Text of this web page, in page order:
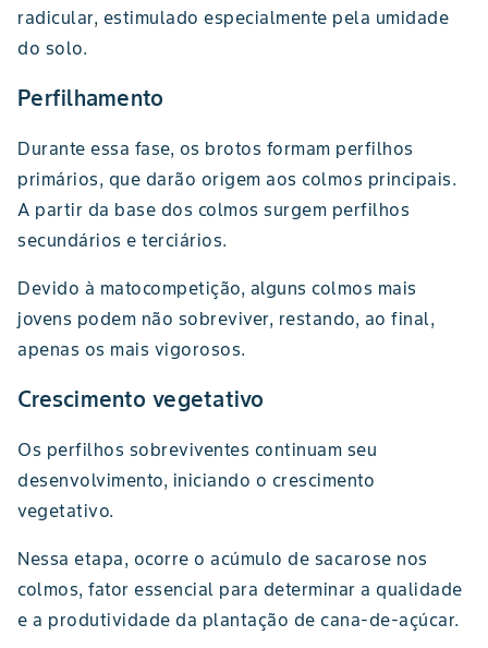
radicular, estimulado especialmente pela umidade
do solo.
Perfilhamento
Durante essa fase, os brotos formam perfilhos
primários, que darão origem aos colmos principais.
A partir da base dos colmos surgem perfilhos
secundários e terciários.
Devido à matocompetição, alguns colmos mais
jovens podem não sobreviver, restando, ao final,
apenas os mais vigorosos.
Crescimento vegetativo
Os perfilhos sobreviventes continuam seu
desenvolvimento, iniciando o crescimento
vegetativo.
Nessa etapa, ocorre o acúmulo de sacarose nos
colmos, fator essencial para determinar a qualidade
e a produtividade da plantação de cana-de-açúcar.